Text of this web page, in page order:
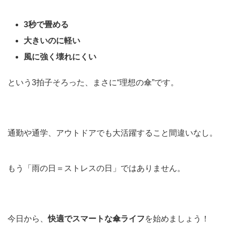
3秒で畳める
大きいのに軽い
風に強く壊れにくい
という3拍子そろった、まさに“理想の傘”です。
通勤や通学、アウトドアでも大活躍すること間違いなし。
もう「雨の日＝ストレスの日」ではありません。
今日から、快適でスマートな傘ライフを始めましょう！